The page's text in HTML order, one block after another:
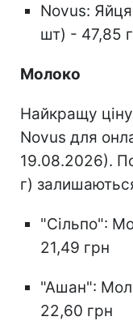
Novus:
шт) - 47,85
Молоко
Найкращу
Novus для
19.08.2026).
г)
"Сільпо":
21,49 грн
"Ашан":
22,60 грн